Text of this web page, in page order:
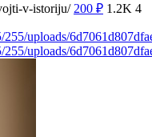
v-istoriju/ 200 ₽ 1.2K 4
uploads/
uploads/